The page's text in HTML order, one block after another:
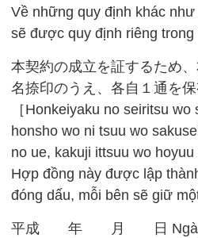
Về những quy định khác
sẽ được quy định riêng trong
本契約の成立を証するため
名捺印のうえ、各自１通を保
［Honkeiyaku no seiritsu
honsho wo ni tsuu wo
no ue, kakuji ittsuu wo hoyuu
Hợp đồng này được lập
đóng dấu, mỗi bên sẽ giữ
平成 年 月 日